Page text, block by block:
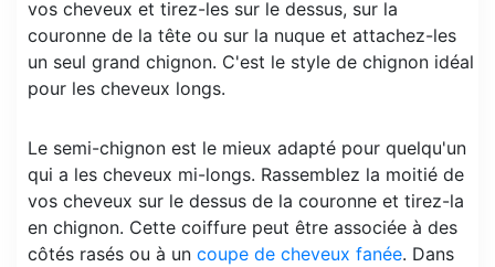
vos cheveux et tirez-les sur le dessus, sur la
couronne de la tête ou sur la nuque et attachez-les
un seul grand chignon. C'est le style de chignon idéal
pour les cheveux longs.
Le semi-chignon est le mieux adapté pour quelqu'un
qui a les cheveux mi-longs. Rassemblez la moitié de
vos cheveux sur le dessus de la couronne et tirez-la
en chignon. Cette coiffure peut être associée à des
côtés rasés ou à un coupe de cheveux fanée. Dans